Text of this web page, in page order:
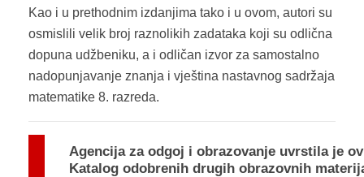
Kao i u prethodnim izdanjima tako i u ovom, autori su
osmislili velik broj raznolikih zadataka koji su odlična
dopuna udžbeniku, a i odličan izvor za samostalno
nadopunjavanje znanja i vještina nastavnog sadržaja
matematike 8. razreda.
Agencija za odgoj i obrazovanje uvrstila je
Katalog odobrenih drugih obrazovnih